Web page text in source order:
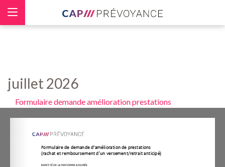
juillet 2026
Formulaire demande amélioration prestations
Panneau de gestion des cookies